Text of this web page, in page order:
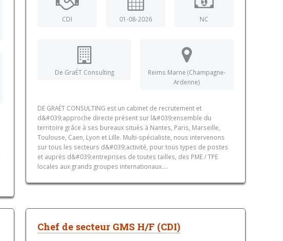
CDI 01-08-2026 NC
De GraËT Consulting
Reims Marne (Champagne-
Ardenne)
DE GRAËT CONSULTING est un cabinet de recrutement et
d&#039;approche directe présent sur l&#039;ensemble du
territoire grâce à ses bureaux situés à Nantes, Paris, Marseille,
Toulouse, Caen, Lyon et Lille. Multi-spécialiste, nous intervenons
sur tous les secteurs d&#039;activité, pour tous types de postes
et auprès d&#039;entreprises de toutes tailles, des PME / TPE
locales aux grands groupes internationaux....
Chef de secteur GMS H/F (CDI)